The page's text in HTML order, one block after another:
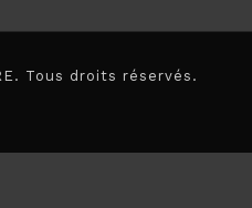
Tous droits réservés.